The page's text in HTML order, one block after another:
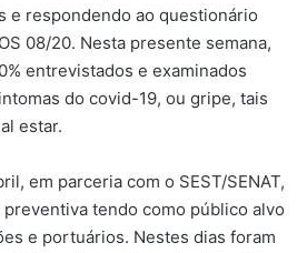
e respondendo ao questionário
08/20. Nesta presente semana,
entrevistados e examinados
do covid-19, ou gripe, tais
estar.
em parceria com o SEST/SENAT,
tendo como público alvo
e portuários. Nestes dias foram